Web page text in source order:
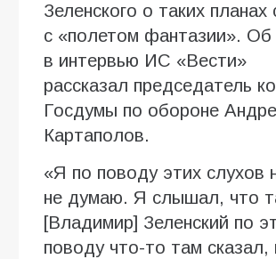
Зеленского о таких планах
с «полетом фантазии». Об
в интервью ИC «Вести»
рассказал председатель
Госдумы по обороне
Картаполов.
«Я по поводу этих слухов
не думаю. Я слышал, что
[Владимир] Зеленский по
поводу что-то там сказал,